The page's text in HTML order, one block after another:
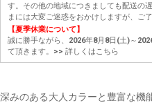
す。その他の地域につきましても配送の
まには大変ご迷惑をおかけしますが、ご
【夏季休業について】
誠に勝手ながら、2026年8月8日(土)～
て頂きます。 >> 詳しくはこちら
深みのある大人カラーと豊富な機